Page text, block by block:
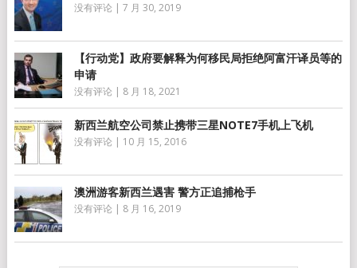
没有评论 | 7 月 30, 2019
【行动党】政府要解释为何移民局拒绝阿富汗译员等的
申请
没有评论 | 8 月 18, 2021
新西兰航空公司禁止携带三星NOTE7手机上飞机
没有评论 | 10 月 15, 2016
澳洲游客新西兰遇害 警方正追捕枪手
没有评论 | 8 月 16, 2019